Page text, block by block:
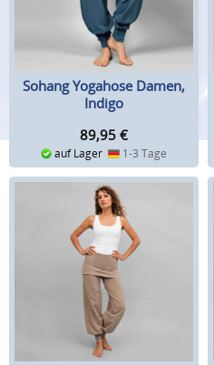
Sohang Yogahose Damen,
Indigo
89,95 €
auf Lager 1-3 Tage